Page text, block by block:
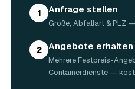
Was kostet ein
Laut Marktrecherche (keine
300–1.100 € — abhängig
Standzeit (Details in der
verbindlichen Festpreis für
1 Anfrage stellen
Größe, Abfallart & PLZ
2 Angebote erhalten
Mehrere Festpreis-
Containerdienste —